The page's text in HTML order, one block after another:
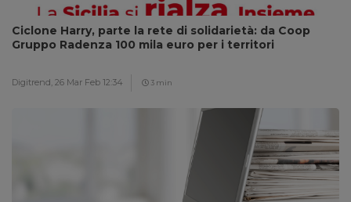
Ciclone Harry, parte la rete di solidarietà: da Coop
Gruppo Radenza 100 mila euro per i territori
Digitrend, 26 Mar Feb 12:34 3 min